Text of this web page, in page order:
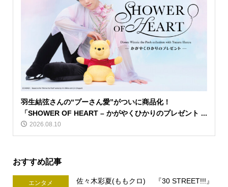
羽生結弦さんの“プーさん愛”がついに商品化！
「SHOWER OF HEART – かがやくひかりのプレゼント ...
2026.08.10
おすすめ記事
エンタメ
佐々木彩夏(ももクロ) 『30 STREET!!!』